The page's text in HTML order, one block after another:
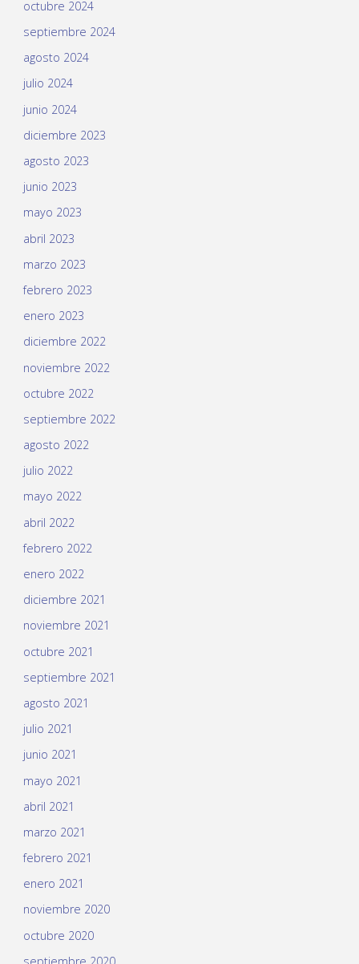
octubre 2024
septiembre 2024
agosto 2024
julio 2024
junio 2024
diciembre 2023
agosto 2023
junio 2023
mayo 2023
abril 2023
marzo 2023
febrero 2023
enero 2023
diciembre 2022
noviembre 2022
octubre 2022
septiembre 2022
agosto 2022
julio 2022
mayo 2022
abril 2022
febrero 2022
enero 2022
diciembre 2021
noviembre 2021
octubre 2021
septiembre 2021
agosto 2021
julio 2021
junio 2021
mayo 2021
abril 2021
marzo 2021
febrero 2021
enero 2021
noviembre 2020
octubre 2020